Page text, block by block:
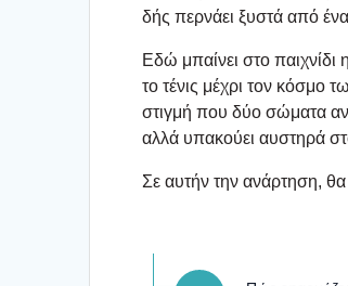
δής περ­νά­ει ξυστά από
Εδώ μπαί­νει στο παι­χνί­δι
το τένις μέχρι τον κόσμο
στιγ­μή που δύο σώμα­τα
αλλά υπα­κού­ει αυστη­ρά
Σε αυτήν την ανάρ­τη­ση,